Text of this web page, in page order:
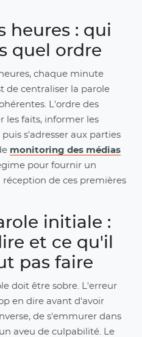
heures : qui
quel ordre
chaque minute
de centraliser la parole
L'ordre des
les faits, informer les
s'adresser aux parties
monitoring des médias
pour fournir un
de ces premières
initiale :
et ce qu'il
pas faire
doit être sobre. L'erreur
en dire avant d'avoir
de s'emmurer dans
aveu de culpabilité. Le